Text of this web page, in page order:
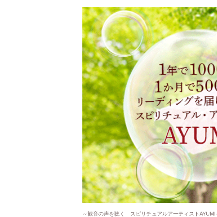
～観音の声を聴く スピリチュアルアーティストAYUMI